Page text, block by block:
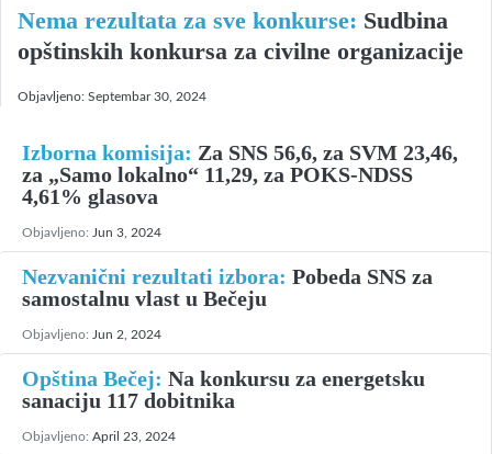
Nema rezultata za sve konkurse: Sudbina
opštinskih konkursa za civilne organizacije
Objavljeno: Septembar 30, 2024
Izborna komisija: Za SNS 56,6, za SVM 23,46,
za „Samo lokalno“ 11,29, za POKS-NDSS
4,61% glasova
Objavljeno: Jun 3, 2024
Nezvanični rezultati izbora: Pobeda SNS za
samostalnu vlast u Bečeju
Objavljeno: Jun 2, 2024
Opština Bečej: Na konkursu za energetsku
sanaciju 117 dobitnika
Objavljeno: April 23, 2024